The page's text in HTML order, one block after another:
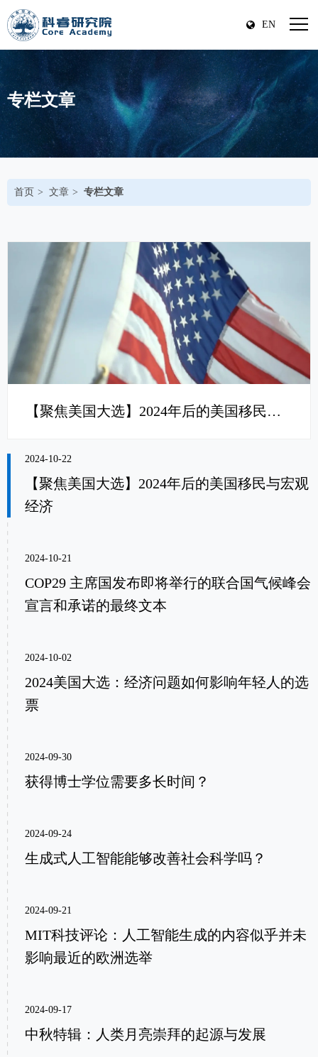
EN
专栏文章
首页 文章 专栏文章
【聚焦美国大选】2024年后的美国移民与宏观经济
2024-10-22
【聚焦美国大选】2024年后的美国移民与宏观
经济
2024-10-21
COP29 主席国发布即将举行的联合国气候峰会
宣言和承诺的最终文本
2024-10-02
2024美国大选：经济问题如何影响年轻人的选
票
2024-09-30
获得博士学位需要多长时间？
2024-09-24
生成式人工智能能够改善社会科学吗？
2024-09-21
MIT科技评论：人工智能生成的内容似乎并未
影响最近的欧洲选举
2024-09-17
中秋特辑：人类月亮崇拜的起源与发展